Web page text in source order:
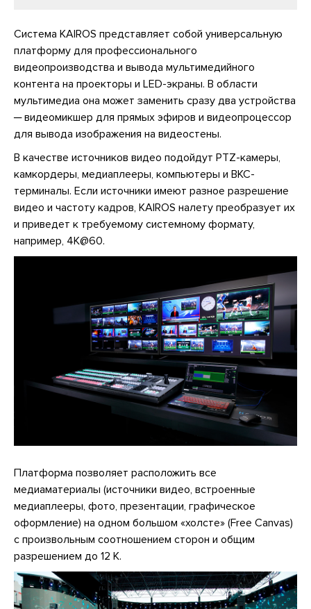
Система KAIROS представляет собой универсальную
платформу для профессионального
видеопроизводства и вывода мультимедийного
контента на проекторы и LED-экраны. В области
мультимедиа она может заменить сразу два устройства
─ видеомикшер для прямых эфиров и видеопроцессор
для вывода изображения на видеостены.
В качестве источников видео подойдут PTZ-камеры,
камкордеры, медиаплееры, компьютеры и ВКС-
терминалы. Если источники имеют разное разрешение
видео и частоту кадров, KAIROS налету преобразует их
и приведет к требуемому системному формату,
например, 4K@60.
Платформа позволяет расположить все
медиаматериалы (источники видео, встроенные
медиаплееры, фото, презентации, графическое
оформление) на одном большом «холсте» (Free Canvas)
с произвольным соотношением сторон и общим
разрешением до 12 К.